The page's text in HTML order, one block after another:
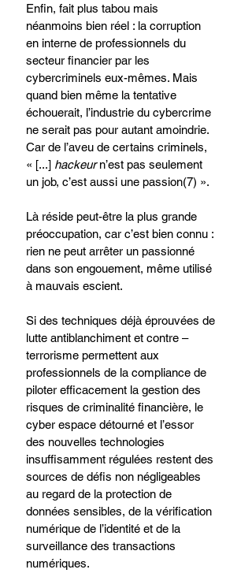
Enfin, fait plus tabou mais
néanmoins bien réel : la corruption
en interne de professionnels du
secteur financier par les
cybercriminels eux-mêmes. Mais
quand bien même la tentative
échouerait, l’industrie du cybercrime
ne serait pas pour autant amoindrie.
Car de l’aveu de certains criminels,
« [...] hackeur n’est pas seulement
un job, c’est aussi une passion(7) ».
Là réside peut-être la plus grande
préoccupation, car c’est bien connu :
rien ne peut arrêter un passionné
dans son engouement, même utilisé
à mauvais escient.
Si des techniques déjà éprouvées de
lutte antiblanchiment et contre –
terrorisme permettent aux
professionnels de la compliance de
piloter efficacement la gestion des
risques de criminalité financière, le
cyber espace détourné et l’essor
des nouvelles technologies
insuffisamment régulées restent des
sources de défis non négligeables
au regard de la protection de
données sensibles, de la vérification
numérique de l’identité et de la
surveillance des transactions
numériques.